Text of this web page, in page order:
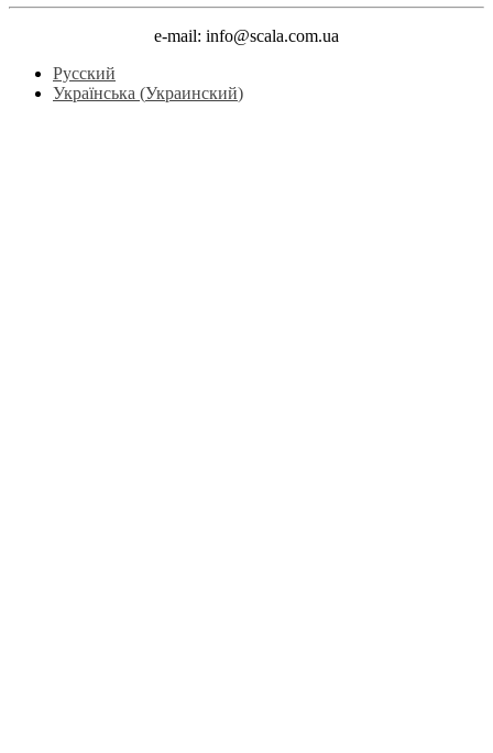
e-mail: info@scala.com.ua
Русский
Українська (Украинский)